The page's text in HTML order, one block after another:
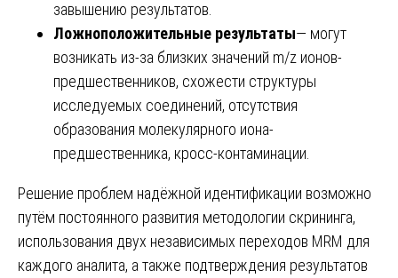
завышению результатов.
Ложноположительные результаты— могут
возникать из-за близких значений m/z ионов-
предшественников, схожести структуры
исследуемых соединений, отсутствия
образования молекулярного иона-
предшественника, кросс-контаминации.
Решение проблем надёжной идентификации возможно
путём постоянного развития методологии скрининга,
использования двух независимых переходов MRM для
каждого аналита, а также подтверждения результатов